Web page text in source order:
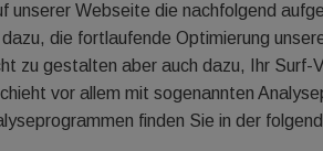
unserer Webseite die nachfolgend
dazu, die fortlaufende Optimierung
zu gestalten aber auch dazu, Ihr
vor allem mit sogenannten
finden Sie in der